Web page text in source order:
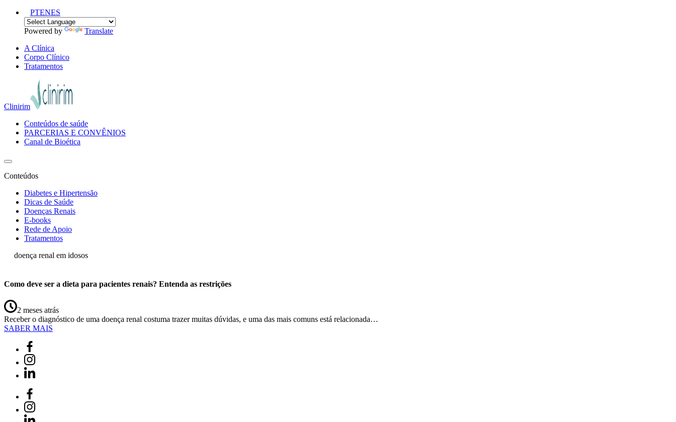
PTENES
Powered by
Translate
A Clínica
Corpo Clínico
Tratamentos
Clinirim
Conteúdos de saúde
PARCERIAS E CONVÊNIOS
Canal de Bioética
Conteúdos
Diabetes e Hipertensão
Dicas de Saúde
Doenças Renais
E-books
Rede de Apoio
Tratamentos
doença renal em idosos
Como deve ser a dieta para pacientes renais? Entenda as restrições
2 meses atrás
Receber o diagnóstico de uma doença renal costuma trazer muitas dúvidas, e uma das mais comuns está relacionada…
SABER MAIS